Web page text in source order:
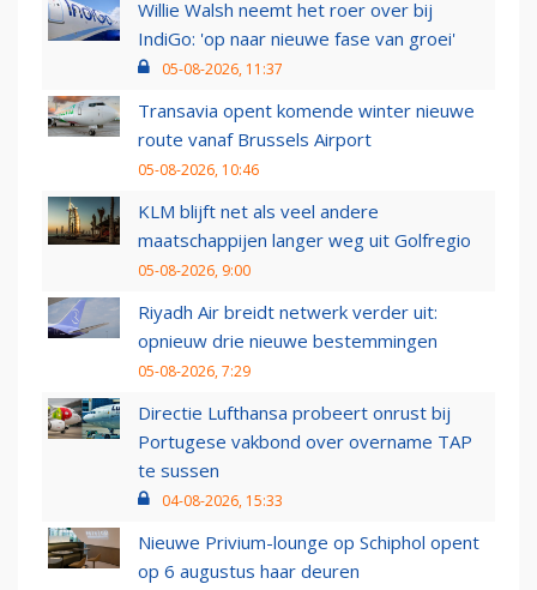
Willie Walsh neemt het roer over bij
IndiGo: 'op naar nieuwe fase van groei'
05-08-2026, 11:37
Transavia opent komende winter nieuwe
route vanaf Brussels Airport
05-08-2026, 10:46
KLM blijft net als veel andere
maatschappijen langer weg uit Golfregio
05-08-2026, 9:00
Riyadh Air breidt netwerk verder uit:
opnieuw drie nieuwe bestemmingen
05-08-2026, 7:29
Directie Lufthansa probeert onrust bij
Portugese vakbond over overname TAP
te sussen
04-08-2026, 15:33
Nieuwe Privium-lounge op Schiphol opent
op 6 augustus haar deuren